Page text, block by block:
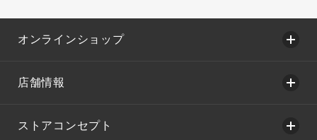
オンラインショップ
店舗情報
ストアコンセプト